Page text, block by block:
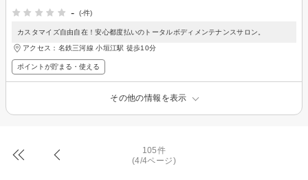
-
(-件)
カスタマイズ自由自在！安心都度払いのトータルボディメンテナンスサロン。
アクセス：名鉄三河線 小垣江駅 徒歩10分
ポイントが貯まる・使える
その他の情報を表示
105件
(4/4ページ)